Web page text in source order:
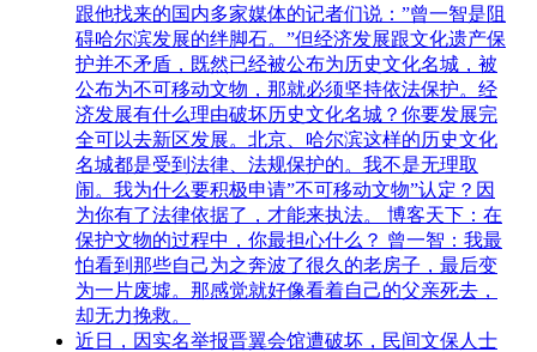
跟他找来的国内多家媒体的记者们说：”曾一智是阻
碍哈尔滨发展的绊脚石。”但经济发展跟文化遗产保
护并不矛盾，既然已经被公布为历史文化名城，被
公布为不可移动文物，那就必须坚持依法保护。经
济发展有什么理由破坏历史文化名城？你要发展完
全可以去新区发展。北京、哈尔滨这样的历史文化
名城都是受到法律、法规保护的。我不是无理取
闹。我为什么要积极申请”不可移动文物”认定？因
为你有了法律依据了，才能来执法。 博客天下：在
保护文物的过程中，你最担心什么？ 曾一智：我最
怕看到那些自己为之奔波了很久的老房子，最后变
为一片废墟。那感觉就好像看着自己的父亲死去，
却无力挽救。
近日，因实名举报晋翼会馆遭破坏，民间文保人士